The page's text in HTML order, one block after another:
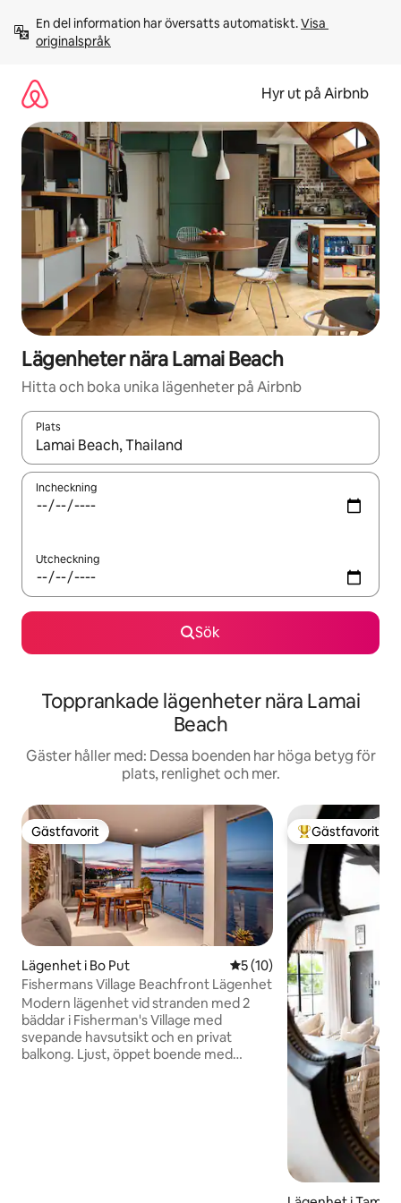
innehåll
En del information har översatts automatiskt. Visa
originalspråk
Hyr ut på Airbnb
Lägenheter nära Lamai Beach
Hitta och boka unika lägenheter på Airbnb
Plats
När resultaten är tillgängliga kan du navigera med upp- och
Incheckning
Utcheckning
Sök
Topprankade lägenheter nära Lamai
Beach
Gäster håller med: Dessa boenden har höga betyg för
plats, renlighet och mer.
Gästfavorit
Gästfavorit
Lägenhet i Bo Put 5 av 5 i genomsnittligt
5 (10)
Fishermans Village Beachfront Lägenhet
Modern lägenhet vid stranden med 2
bäddar i Fisherman's Village med
svepande havsutsikt och en privat
balkong. Ljust, öppet boende med
Populär
Gästfavorit